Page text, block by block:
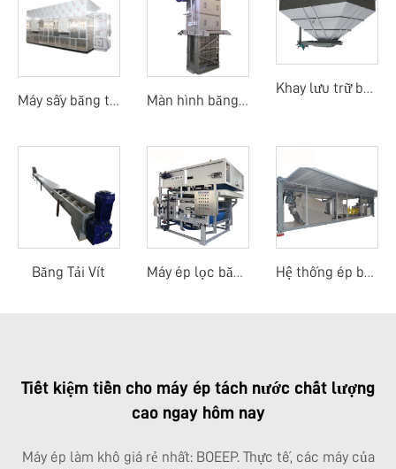
Máy sấy băng tải nhiệt độ thấp bằng bơm nhiệt Màn hình băng dòng trung tâm
Khay lưu trữ bùn
Băng Tải Vít Máy ép lọc băng tải trọng lực Hệ thống ép bùn di động
Tiết kiệm tiền cho máy ép tách nước chất lượng
cao ngay hôm nay
Máy ép làm khô giá rẻ nhất: BOEEP. Thực tế, các máy của